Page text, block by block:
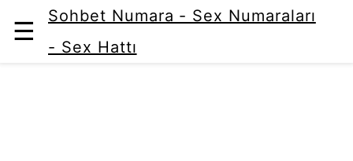
☰
Sohbet Numara - Sex Numaraları
- Sex Hattı